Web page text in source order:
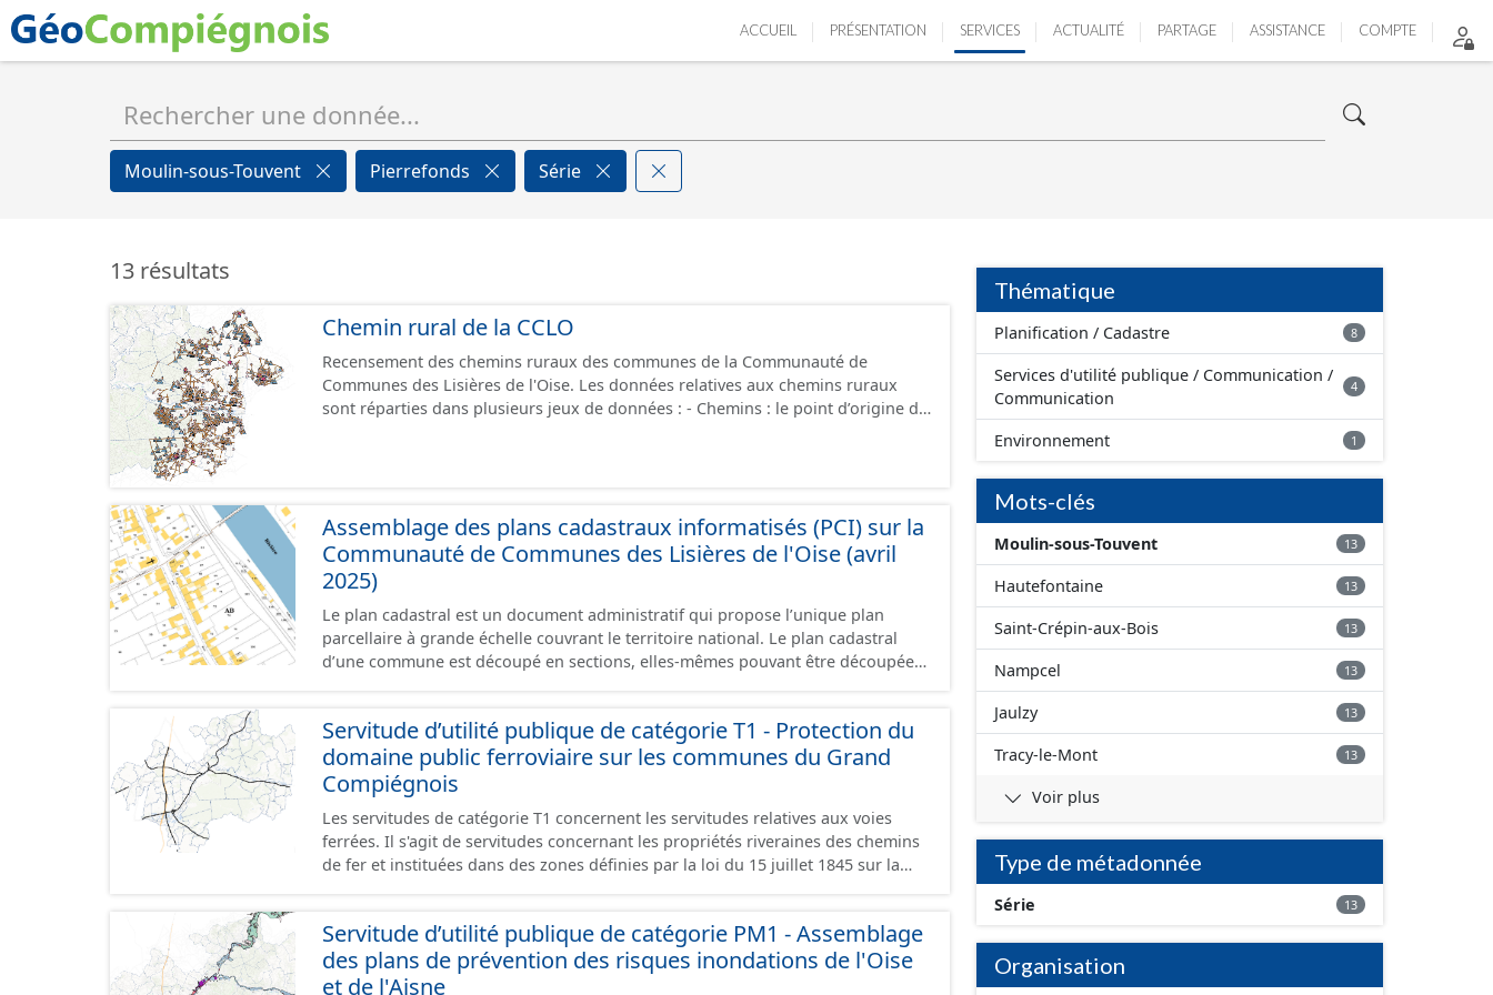
ACCUEIL PRÉSENTATION SERVICES ACTUALITÉ PARTAGE ASSISTANCE COMPTE
Moulin-sous-Touvent Pierrefonds Série
13 résultats
Chemin rural de la CCLO
Recensement des chemins ruraux des communes de la Communauté de
Communes des Lisières de l'Oise. Les données relatives aux chemins ruraux
sont réparties dans plusieurs jeux de données : - Chemins : le point d’origine du
concernant la fauche, l'élagage, le balisage, etc. - Plantations : proposition de
plantation de haies (haie basse, haie mixte, etc.).
Assemblage des plans cadastraux informatisés (PCI) sur la
Communauté de Communes des Lisières de l'Oise (avril
2025)
Le plan cadastral est un document administratif qui propose l’unique plan
parcellaire à grande échelle couvrant le territoire national. Le plan cadastral
d’une commune est découpé en sections, elles-mêmes pouvant être découpées
dans un même lieudit et appartenant à un même propriétaire. Le plan cadastral
au format vecteur est issu majoritairement de numérisation du plan cadastral
papier ou raster réalisée dans le cadre de conventions avec les collectivités
territoriales. Les plans cadastraux au format vecteur en France métropolitaine
sont actuellement géoréférencés dans le système légal (RGF93). Cette ressource
propose l'assemblage des données des feuilles de plan à la commune, elles
même regroupées à l'échelle de la Communauté de Communes des Lisières de
Servitude d’utilité publique de catégorie T1 - Protection du
domaine public ferroviaire sur les communes du Grand
Compiégnois
Les servitudes de catégorie T1 concernent les servitudes relatives aux voies
ferrées. Il s'agit de servitudes concernant les propriétés riveraines des chemins
de fer et instituées dans des zones définies par la loi du 15 juillet 1845 sur la
Textes en vigueur : Loi du 15 juillet 1845 sur la police des chemins de fer - Titre
Ier : mesures relatives à la conservation des chemins de fer (articles 1 à 11) ;
Code de la voirie routière (créé par la loi n° 89-413 et le décret n° 89-631) et
Servitude d’utilité publique de catégorie PM1 - Assemblage
des plans de prévention des risques inondations de l'Oise
et de l'Aisne
Thématique
Planification / Cadastre 8
Services d'utilité publique / Communication /
Communication
4
Environnement 1
Mots-clés
Moulin-sous-Touvent 13
Hautefontaine 13
Saint-Crépin-aux-Bois 13
Nampcel 13
Jaulzy 13
Tracy-le-Mont 13
Voir plus
Type de métadonnée
Série 13
Organisation